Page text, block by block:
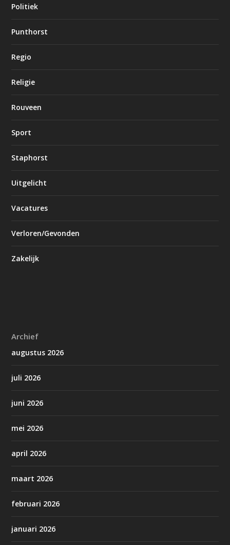
Politiek
Punthorst
Regio
Religie
Rouveen
Sport
Staphorst
Uitgelicht
Vacatures
Verloren/Gevonden
Zakelijk
Archief
augustus 2026
juli 2026
juni 2026
mei 2026
april 2026
maart 2026
februari 2026
januari 2026